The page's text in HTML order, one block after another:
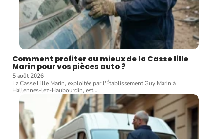
Comment profiter au mieux de la Casse lille
Marin pour vos pièces auto ?
5 août 2026
La Casse Lille Marin, exploitée par l'Établissement Guy Marin à
Hallennes-lez-Haubourdin, est…